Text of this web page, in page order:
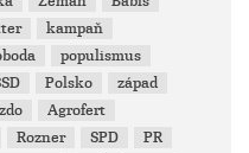
kampaň
populismus
Polsko
západ
Agrofert
Rozner SPD
PR